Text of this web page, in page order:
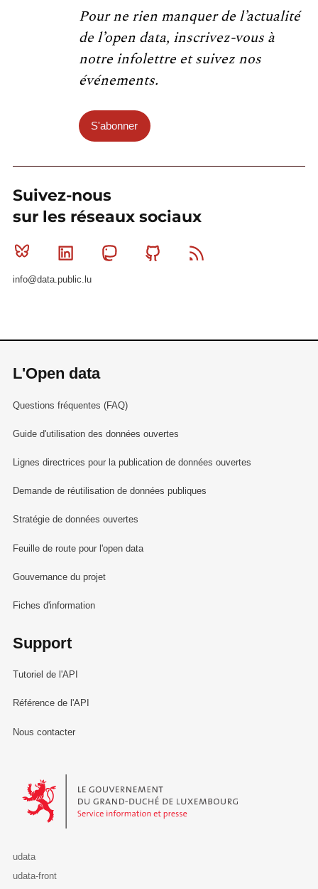
Pour ne rien manquer de l’actualité
de l’open data, inscrivez-vous à
notre infolettre et suivez nos
événements.
S'abonner
Suivez-nous
sur les réseaux sociaux
Bluesky Linkedin MastodonGithub
info@data.public.lu
L'Open data
Questions fréquentes (FAQ)
Guide d'utilisation des données ouvertes
Lignes directrices pour la publication de données ouvertes
Demande de réutilisation de données publiques
Stratégie de données ouvertes
Feuille de route pour l'open data
Gouvernance du projet
Fiches d'information
Support
Tutoriel de l'API
Référence de l'API
Nous contacter
Le Gouvernement du Grand-Duché de Luxembourg - Service
udata
udata-front